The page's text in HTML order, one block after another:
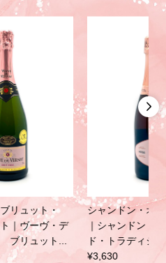
カルペネ・マルヴォルティ｜
プロセッコ ロゼ [NV] 750ml
¥3,630
